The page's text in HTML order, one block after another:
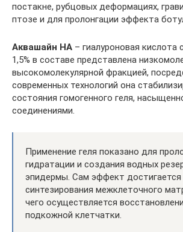
постакне, рубцовых деформациях,
птозе и для пролонгации эффекта
Аквашайн НА – гиалуроновая кислота
1,5% в составе представлена
высокомолекулярной фракцией,
современных технологий она
состояния гомогенного геля,
соединениями.
Применение геля показано для
гидратации и создания водных
эпидермы. Сам эффект достигается
синтезирования межклеточного
чего осуществляется
подкожной клетчатки.